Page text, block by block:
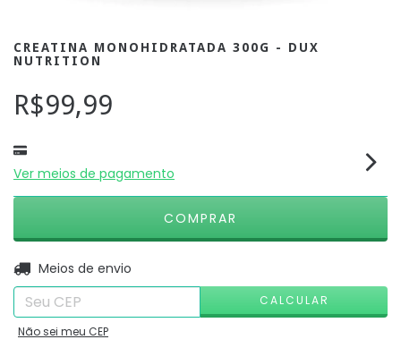
CREATINA MONOHIDRATADA 300G - DUX
NUTRITION
R$99,99
Ver meios de pagamento
Entregas para o CEP:
Meios de envio
CALCULAR
Não sei meu CEP